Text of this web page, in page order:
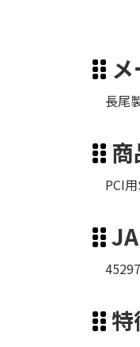
長尾
商
PCI用
特